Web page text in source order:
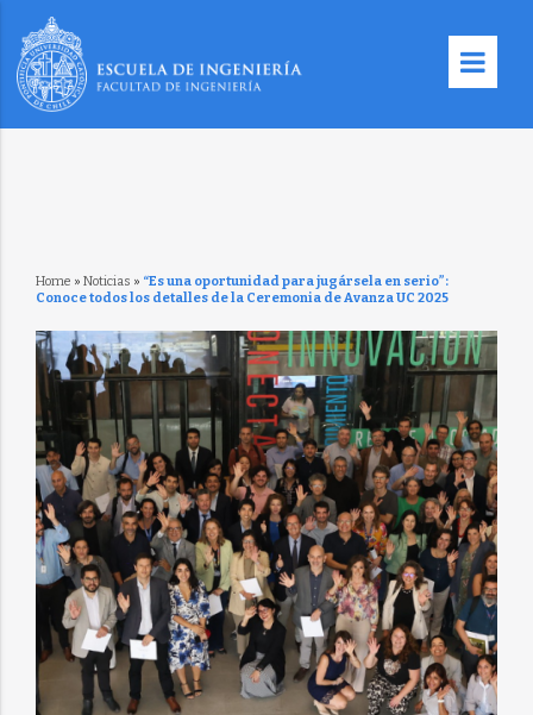
Home » Noticias » “Es una oportunidad para jugársela en serio”:
Conoce todos los detalles de la Ceremonia de Avanza UC 2025